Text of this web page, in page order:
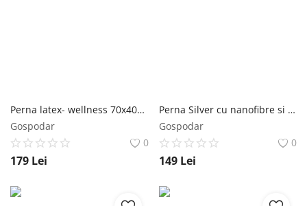
Perna latex- wellness 70x40x12
Gospodar
0
179 Lei
Perna Silver cu nanofibre si husa 100% bumbac 50x70 cm
Gospodar
0
149 Lei